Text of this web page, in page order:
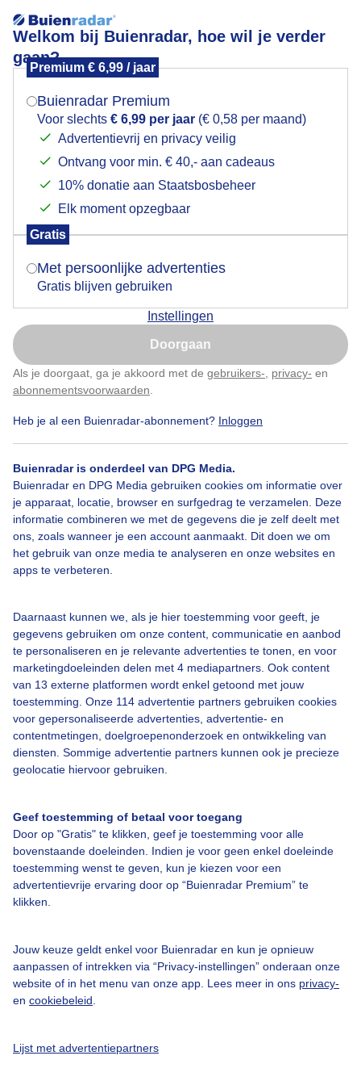
Welkom bij Buienradar, hoe wil je verder
gaan?
Premium € 6,99 / jaar
Buienradar Premium
Voor slechts € 6,99 per jaar (€ 0,58 per maand)
Advertentievrij en privacy veilig
Ontvang voor min. € 40,- aan cadeaus
10% donatie aan Staatsbosbeheer
Elk moment opzegbaar
Gratis
Met persoonlijke advertenties
Gratis blijven gebruiken
Instellingen
Doorgaan
Als je doorgaat, ga je akkoord met de gebruikers- privacy- en
abonnementsvoorwaarden
Heb je al een Buienradar-abonnement? Inloggen
Buienradar is onderdeel van DPG Media.
Buienradar en DPG Media gebruiken cookies om informatie over
je apparaat, locatie, browser en surfgedrag te verzamelen. Deze
informatie combineren we met de gegevens die je zelf deelt met
ons, zoals wanneer je een account aanmaakt. Dit doen we om
het gebruik van onze media te analyseren en onze websites en
apps te verbeteren.
Daarnaast kunnen we, als je hier toestemming voor geeft, je
gegevens gebruiken om onze content, communicatie en aanbod
te personaliseren en je relevante advertenties te tonen, en voor
marketingdoeleinden delen met 4 mediapartners. Ook content
van 13 externe platformen wordt enkel getoond met jouw
toestemming. Onze 114 advertentie partners gebruiken cookies
voor gepersonaliseerde advertenties, advertentie- en
contentmetingen, doelgroepenonderzoek en ontwikkeling van
diensten. Sommige advertentie partners kunnen ook je precieze
geolocatie hiervoor gebruiken.
Geef toestemming of betaal voor toegang
Door op "Gratis" te klikken, geef je toestemming voor alle
bovenstaande doeleinden. Indien je voor geen enkel doeleinde
toestemming wenst te geven, kun je kiezen voor een
advertentievrije ervaring door op “Buienradar Premium” te
klikken.
Jouw keuze geldt enkel voor Buienradar en kun je opnieuw
aanpassen of intrekken via “Privacy-instellingen” onderaan onze
website of in het menu van onze app. Lees meer in ons privacy-
en cookiebeleid
Lijst met advertentiepartners
Regen
Door: Ilse Kootkar Gemaakt: 17-06-2026, 26x bekeken
Regen Wolken
Bekijk slideshow
Over Buienradar
Bedrijfsgegevens
Contact
Toegankelijkheid
Gebruikersvoorwaarden
Adverteren
Privacy beleid
Cookie beleid
Mogen we je locatie gebruiken voor het
Indien je hier nog geen akkoord op hebt gegeven,
verschijnt er zo een pop-up uit je browser waarin
Is goed, toon de popup
Nu niet, misschien later
Klik hierom dit aan te passen